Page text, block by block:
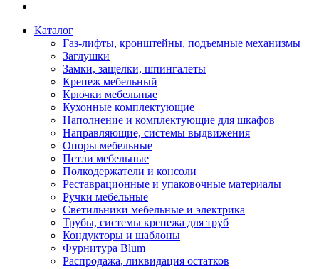
Каталог
Газ-лифты, кронштейны, подъемные механизмы
Заглушки
Замки, защелки, шпингалеты
Крепеж мебельный
Крючки мебельные
Кухонные комплектующие
Наполнение и комплектующие для шкафов
Направляющие, системы выдвижения
Опоры мебельные
Петли мебельные
Полкодержатели и консоли
Реставрационные и упаковочные материалы
Ручки мебельные
Светильники мебельные и электрика
Трубы, системы крепежа для труб
Кондукторы и шаблоны
Фурнитура Blum
Распродажа, ликвидация остатков